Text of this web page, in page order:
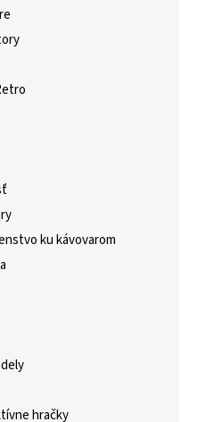
ku kávovarom
hračky